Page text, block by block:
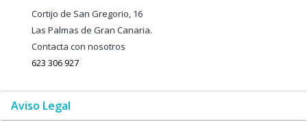
Cortijo de San Gregorio, 16
Las Palmas de Gran Canaria.
Contacta con nosotros
623 306 927
Aviso Legal